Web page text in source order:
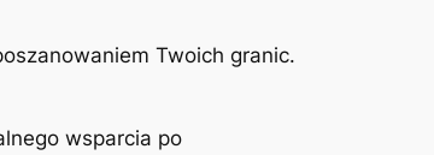
Twoich granic.
wsparcia po